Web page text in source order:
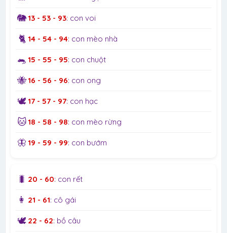
🐘13 - 53 - 93: con voi
🐈 14 - 54 - 94: con mèo nhà
🐀 15 - 55 - 95: con chuột
🐝16 - 56 - 96: con ong
🕊️17 - 57 - 97: con hạc
🐱18 - 58 - 98: con mèo rừng
🦋 19 - 59 - 99: con bướm
🐛 20 - 60: con rết
👩 21 - 61: cô gái
🕊️ 22 - 62: bồ câu